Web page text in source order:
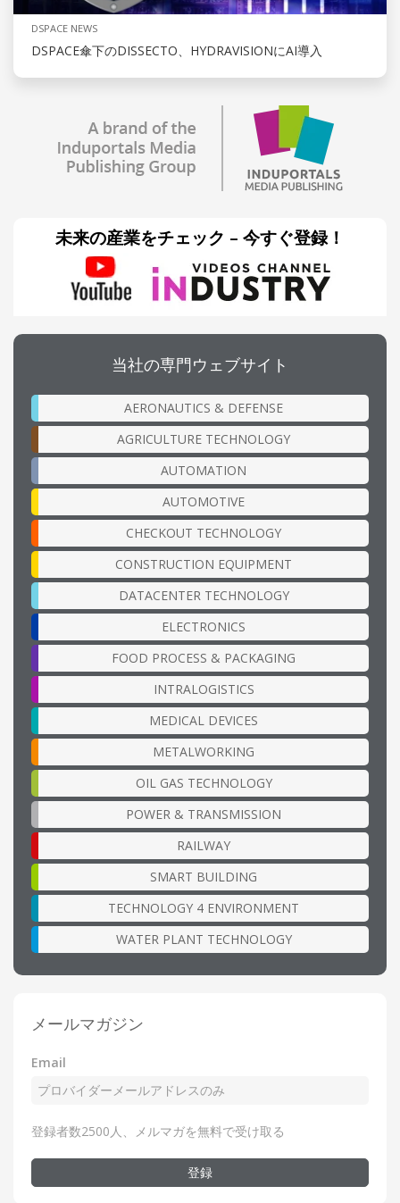
DSPACE NEWS
DSPACE傘下のDISSECTO、HYDRAVISIONにAI導入
未来の産業をチェック – 今すぐ登録！
当社の専門ウェブサイト
AERONAUTICS & DEFENSE
AGRICULTURE TECHNOLOGY
AUTOMATION
AUTOMOTIVE
CHECKOUT TECHNOLOGY
CONSTRUCTION EQUIPMENT
DATACENTER TECHNOLOGY
ELECTRONICS
FOOD PROCESS & PACKAGING
INTRALOGISTICS
MEDICAL DEVICES
METALWORKING
OIL GAS TECHNOLOGY
POWER & TRANSMISSION
RAILWAY
SMART BUILDING
TECHNOLOGY 4 ENVIRONMENT
WATER PLANT TECHNOLOGY
メールマガジン
Email
登録者数2500人、メルマガを無料で受け取る
登録